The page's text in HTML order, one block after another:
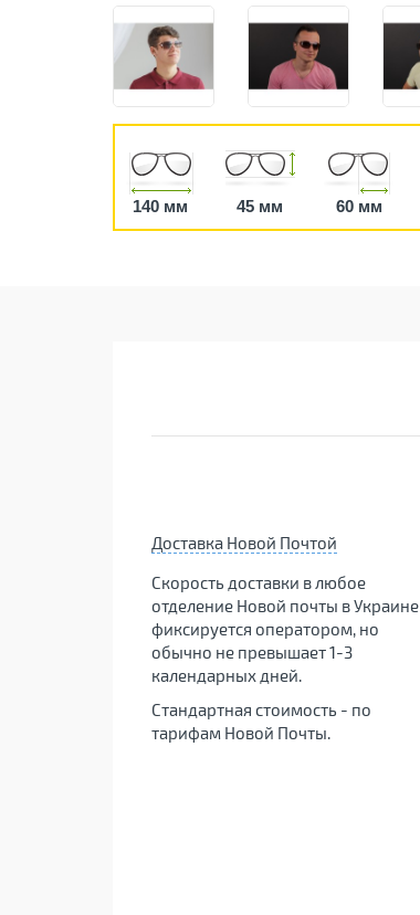
140 мм 45 мм 60 мм
Доставка Новой Почтой
Скорость доставки в любое
отделение Новой почты в Украине
фиксируется оператором, но
обычно не превышает 1-3
календарных дней.
Стандартная стоимость - по
тарифам Новой Почты.